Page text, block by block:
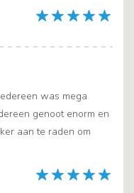
was mega
genoot enorm en
aan te raden om